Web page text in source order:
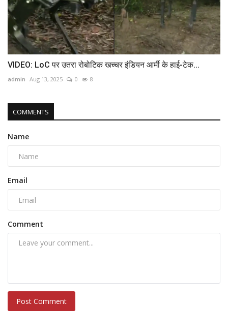
VIDEO: LoC पर उतरा रोबोटिक खच्चर इंडियन आर्मी के हाई-टेक...
admin Aug 13, 2025 0 8
COMMENTS
Name
Email
Comment
Post Comment